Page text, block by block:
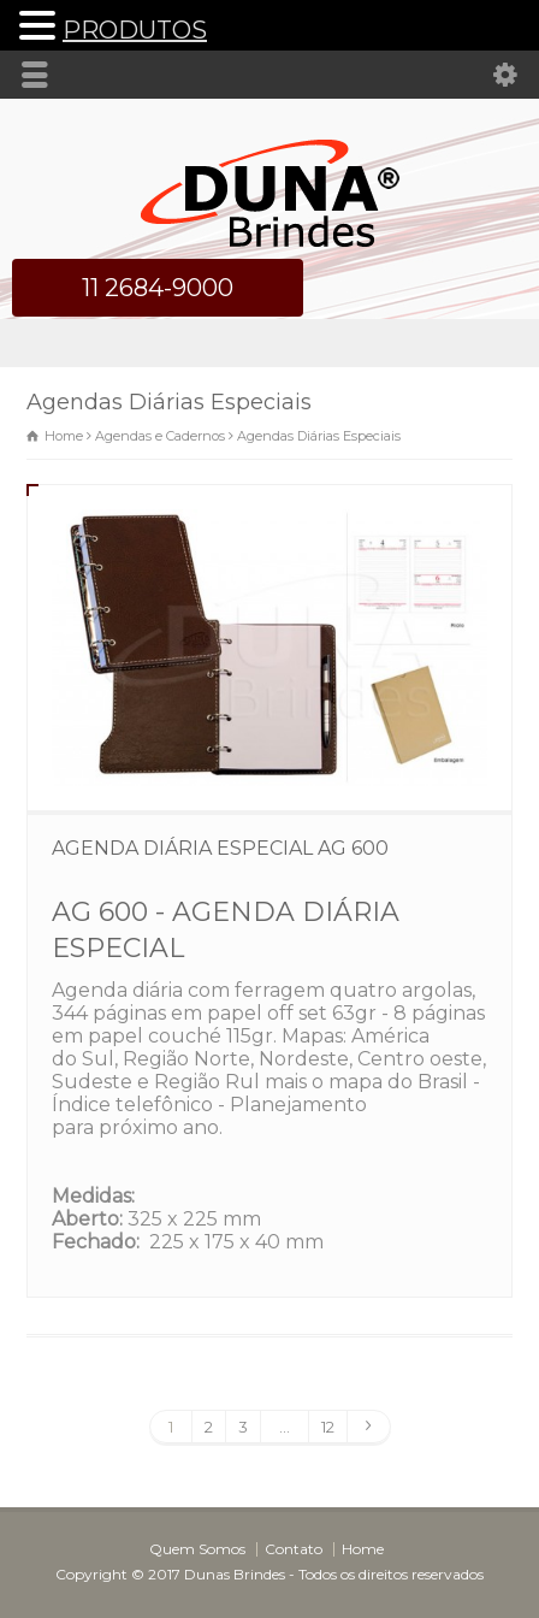
11 2684-9000
Agendas Diárias Especiais
Home Agendas e Cadernos Agendas Diárias Especiais
AGENDA DIÁRIA ESPECIAL AG 600
AG 600 - AGENDA DIÁRIA
ESPECIAL
Agenda diária com ferragem quatro argolas,
344 páginas em papel off set 63gr - 8 páginas
em papel couché 115gr. Mapas: América
do Sul, Região Norte, Nordeste, Centro oeste,
Sudeste e Região Rul mais o mapa do Brasil -
Índice telefônico - Planejamento
para próximo ano.
Medidas:
Aberto: 325 x 225 mm
Fechado: 225 x 175 x 40 mm
1 2 3 … 12
Quem Somos Contato
Home
Copyright © 2017 Dunas Brindes - Todos os direitos reservados
PRODUTOS